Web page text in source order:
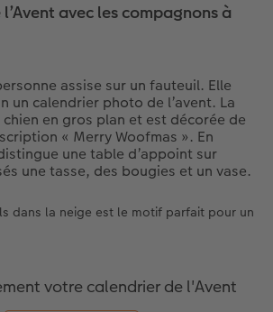
clients
sur carton mousse
décoration murale
de cadeaux
à friandises personnalisée
avec les compagnons à
dans la neige est le motif parfait pour un
votre calendrier de l'Avent